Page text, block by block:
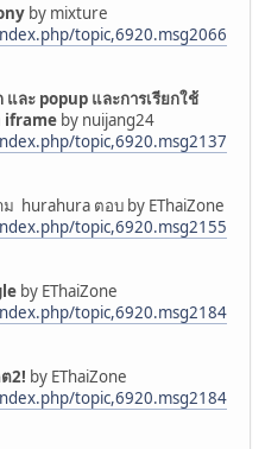
by mixture
topic,6920.msg2066
ละ popup และการเรียกใช้
iframe by nuijang24
topic,6920.msg2137
ม hurahura ตอบ by EThaiZone
topic,6920.msg2155
by EThaiZone
topic,6920.msg2184
2! by EThaiZone
topic,6920.msg2184